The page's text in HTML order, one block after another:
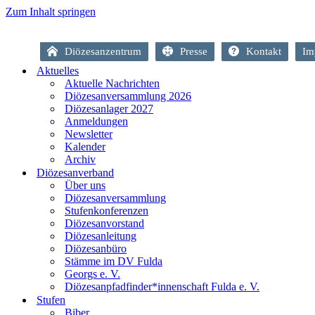
Zum Inhalt springen
Diözesanzentrum Presse Kontakt
Aktuelles
Aktuelle Nachrichten
Diözesanversammlung 2026
Diözesanlager 2027
Anmeldungen
Newsletter
Kalender
Archiv
Diözesanverband
Über uns
Diözesanversammlung
Stufenkonferenzen
Diözesanvorstand
Diözesanleitung
Diözesanbüro
Stämme im DV Fulda
Georgs e. V.
Diözesanpfadfinder*innenschaft Fulda e. V.
Stufen
Biber